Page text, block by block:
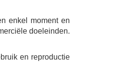
enkel moment en
doeleinden.
en reproductie